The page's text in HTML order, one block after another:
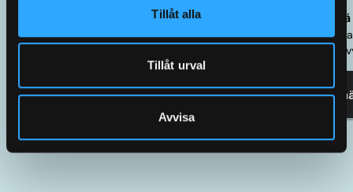
Tillåt alla
Tillåt urval
Avvisa
Säädettävä rakennekorkeus 30-180 mm,
ilman kansilevyä ja lattiapinnoitetta.
Lue lisää
Säädettävä
ilman
Lue